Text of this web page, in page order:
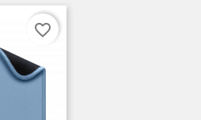
favorite_border